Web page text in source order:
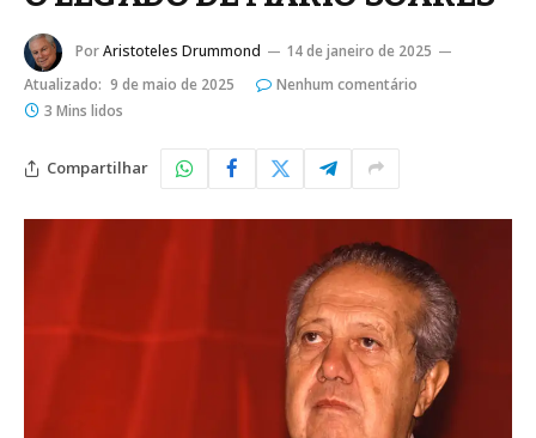
PorAristoteles Drummond
14 de janeiro de 2025
Atualizado: 9 de maio de 2025
Nenhum comentário
3 Mins lidos
Compartilhar